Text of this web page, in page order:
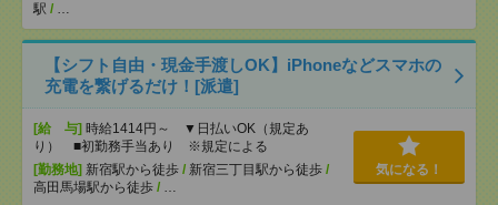
駅 / …
【シフト自由・現金手渡しOK】iPhoneなどスマホの
充電を繋げるだけ！[派遣]
[給 与] 時給1414円～ ▼日払いOK（規定あ
り） ■初勤務手当あり ※規定による
[勤務地] 新宿駅から徒歩 / 新宿三丁目駅から徒歩 /
高田馬場駅から徒歩 / …
気になる！